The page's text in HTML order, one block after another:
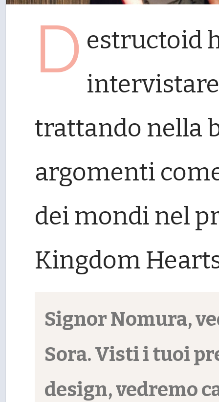
D estructoid
trattando nella
argomenti
dei mondi nel
Kingdom
Signor Nomura,
Sora. Visti i tuoi
design, vedremo